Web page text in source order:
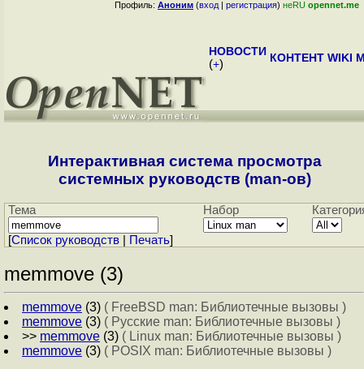
Профиль: Аноним (вход | регистрация) неRU opennet.me
НОВОСТИ
(+) КОНТЕНТ WIKI
Интерактивная система просмотра
системных руководств (man-ов)
Тема Набор
[Cписок руководств Печать]
memmove (3)
memmove (3) ( FreeBSD man: Библиотечные вызовы )
memmove (3) ( Русские man: Библиотечные вызовы )
>> memmove (3) ( Linux man: Библиотечные вызовы )
memmove (3) ( POSIX man: Библиотечные вызовы )